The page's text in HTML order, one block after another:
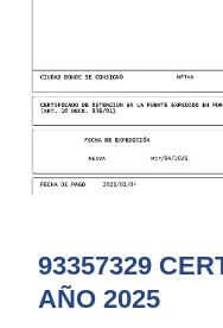
93357329
AÑO 2025